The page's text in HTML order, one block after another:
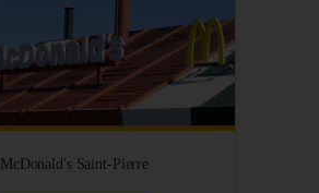
McDonald's Saint-Pierre